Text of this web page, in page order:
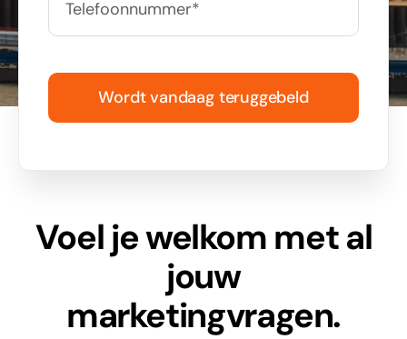
Wordt vandaag teruggebeld
Voel je welkom met al
jouw
marketingvragen.